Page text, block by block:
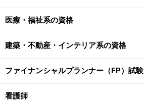
医療・福祉系の資格
建築・不動産・インテリア系の資格
ファイナンシャルプランナー（FP）試験
看護師